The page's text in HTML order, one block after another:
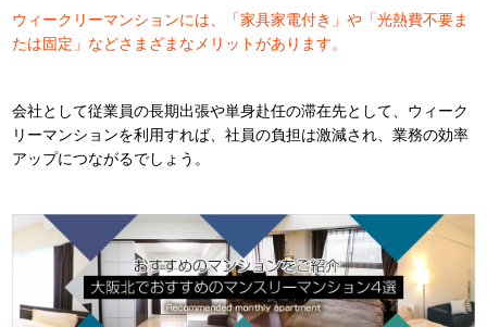
ウィークリーマンションには、「家具家電付き」や「光熱費不要ま
たは固定」などさまざまなメリットがあります。
会社として従業員の長期出張や単身赴任の滞在先として、ウィーク
リーマンションを利用すれば、社員の負担は激減され、業務の効率
アップにつながるでしょう。